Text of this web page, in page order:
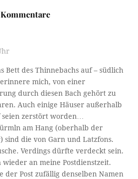
Bett des Thinnebachs auf – südlich
mich, von einer
durch diesen Bach gehört zu
Auch einige Häuser außerhalb
zerstört worden…
am Hang (oberhalb der
sind die von Garn und Latzfons.
Verdings dürfte verdeckt sein.
an meine Postdienstzeit.
der Post zufällig denselben Namen